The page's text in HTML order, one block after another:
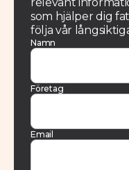
som hjälper dig
följa vår
Namn
Företag
Email